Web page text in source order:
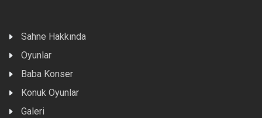
Sahne Hakkında
Oyunlar
Baba Konser
Konuk Oyunlar
Galeri